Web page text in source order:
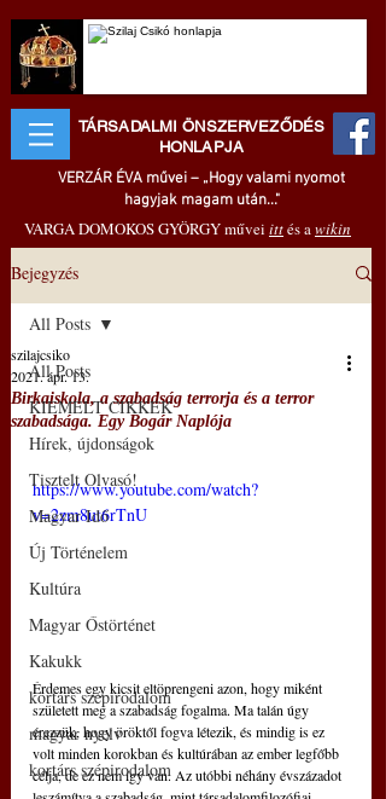
TÁRSADALMI ÖNSZERVEZŐDÉS
HONLAPJA
VERZÁR ÉVA művei – „Hogy valami nyomot
hagyjak magam után..."
VARGA DOMOKOS GYÖRGY művei ittés awikin
Bejegyzés
All Posts
KIEMELT CIKKEK
Hírek, újdonságok
Tisztelt Olvasó!
Magyar Idő
Új Történelem
Kultúra
Magyar Őstörténet
Kakukk
kortárs szépirodalom
magyar nyelv
kortárs szépirodalom
All Posts
Birkaiskola, a szabadság terrorja és a terror
szabadsága. Egy Bogár Naplója
szilajcsiko
2021. ápr. 13.
https://www.youtube.com/watch?
v=2zm8ut6rTnU
Érdemes egy kicsit eltöprengeni azon, hogy miként
született meg a szabadság fogalma. Ma talán úgy
érezzük, hogy öröktől fogva létezik, és mindig is ez
volt minden korokban és kultúrában az ember legfőbb
célja, de ez nem így van. Az utóbbi néhány évszázadot